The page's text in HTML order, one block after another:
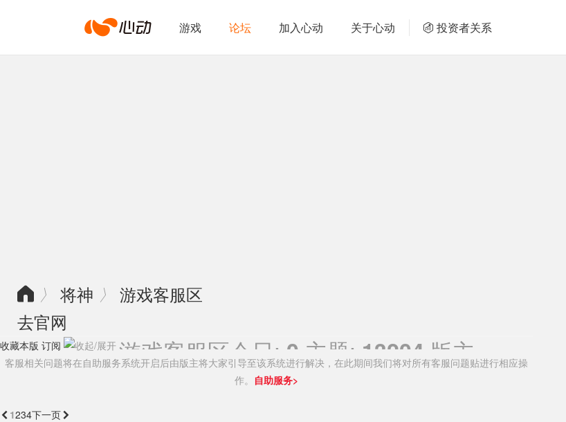
心 游戏 论坛 加入心动 关于心动 投资者关系
 〉 将神 〉 游戏客服区
去官网
收藏本版 订阅 游戏客服区 今日:0 主题:13204 版主: maximize
客服相关问题将在自助服务系统开启后由版主将大家引导至该系统进行解决，在此期间我们将对所有客服问题贴进行相应操
作。 自助服务>
 1234下一页